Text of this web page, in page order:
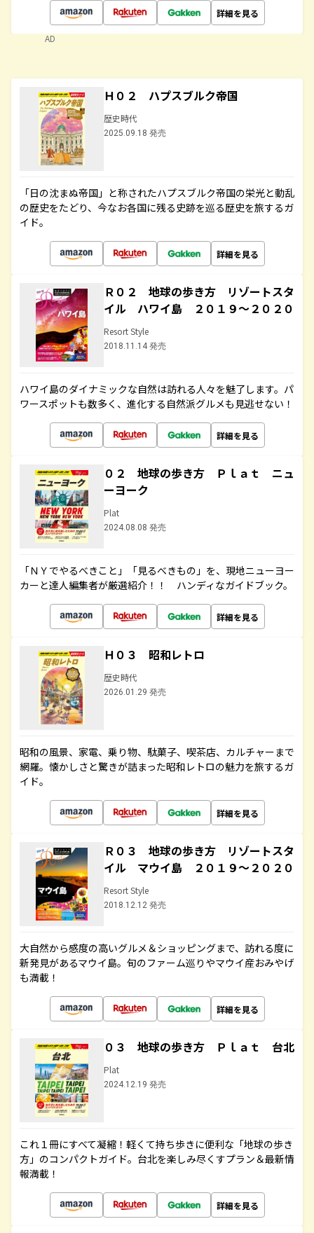
詳細を見る
AD
Ｈ０２ ハプスブルク帝国
歴史時代
2025.09.18 発売
「日の沈まぬ帝国」と称されたハプスブルク帝国の栄光と動乱
の歴史をたどり、今なお各国に残る史跡を巡る歴史を旅するガ
イド。
詳細を見る
Ｒ０２ 地球の歩き方 リゾートスタ
イル ハワイ島 ２０１９～２０２０
Resort Style
2018.11.14 発売
ハワイ島のダイナミックな自然は訪れる人々を魅了します。パ
ワースポットも数多く、進化する自然派グルメも見逃せない！
詳細を見る
０２ 地球の歩き方 Ｐｌａｔ ニュ
ーヨーク
Plat
2024.08.08 発売
「ＮＹでやるべきこと」「見るべきもの」を、現地ニューヨー
カーと達人編集者が厳選紹介！！ ハンディなガイドブック。
詳細を見る
Ｈ０３ 昭和レトロ
歴史時代
2026.01.29 発売
昭和の風景、家電、乗り物、駄菓子、喫茶店、カルチャーまで
網羅。懐かしさと驚きが詰まった昭和レトロの魅力を旅するガ
イド。
詳細を見る
Ｒ０３ 地球の歩き方 リゾートスタ
イル マウイ島 ２０１９～２０２０
Resort Style
2018.12.12 発売
大自然から感度の高いグルメ＆ショッピングまで、訪れる度に
新発見があるマウイ島。旬のファーム巡りやマウイ産おみやげ
も満載！
詳細を見る
０３ 地球の歩き方 Ｐｌａｔ 台北
Plat
2024.12.19 発売
これ１冊にすべて凝縮！軽くて持ち歩きに便利な「地球の歩き
方」のコンパクトガイド。台北を楽しみ尽くすプラン＆最新情
報満載！
詳細を見る